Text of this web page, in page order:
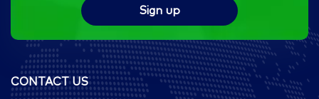
CONTACT US